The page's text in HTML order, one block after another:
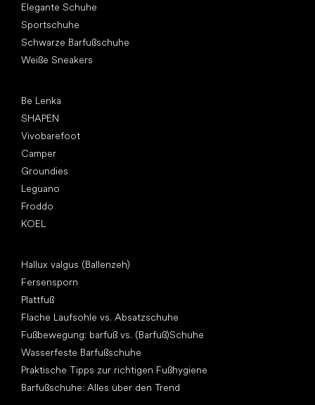
Elegante Schuhe
Sportschuhe
Schwarze Barfußschuhe
Weiße Sneakers
Be Lenka
SHAPEN
Vivobarefoot
Camper
Groundies
Leguano
Froddo
KOEL
Hallux valgus (Ballenzeh)
Fersensporn
Plattfuß
Flache Laufsohle vs. Absatzschuhe
Fußbewegung: barfuß vs. (Barfuß)Schuhe
Wasserfeste Barfußschuhe
Praktische Tipps zur richtigen Fußhygiene
Barfußschuhe: Alles über den Trend